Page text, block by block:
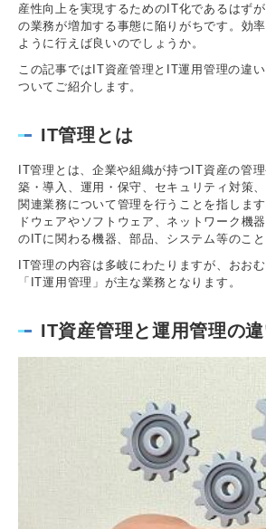
産性向上を実現するためのIT化であるはず
の業務が増加する事態に陥りがちです。効
ように行えば良いのでしょうか。
この記事ではIT資産管理とIT運用管理の違
ついてご紹介します。
IT管理とは
IT管理とは、企業や組織が持つIT資産の管
築・導入、運用・保守、セキュリティ対策
関連業務について管理を行うことを指しま
ドウェアやソフトウェア、ネットワーク機
のITに関わる機器、部品、システム等のこと
IT管理の内容は多岐にわたりますが、おお
「IT運用管理」が主な業務となります。
IT資産管理と運用管理の